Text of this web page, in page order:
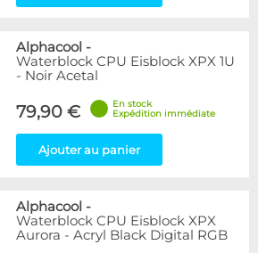
Alphacool -
Waterblock CPU Eisblock XPX 1U
- Noir Acetal
79,90 €
En stock
Expédition immédiate
Ajouter au panier
Alphacool -
Waterblock CPU Eisblock XPX
Aurora - Acryl Black Digital RGB